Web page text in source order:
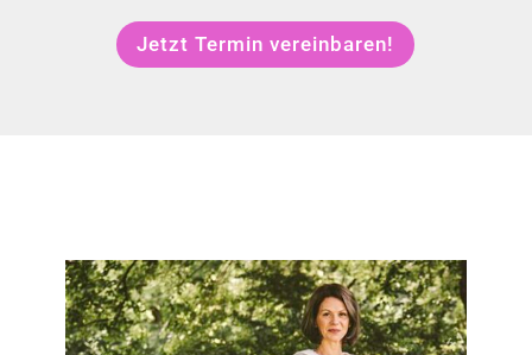
Jetzt Termin vereinbaren!